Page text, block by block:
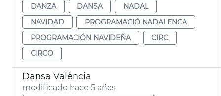
DANZA
DANSA
NADAL
NAVIDAD
PROGRAMACIÓ NADALENCA
PROGRAMACIÓN NAVIDEÑA
CIRC
CIRCO
Dansa València
modificado hace 5 años